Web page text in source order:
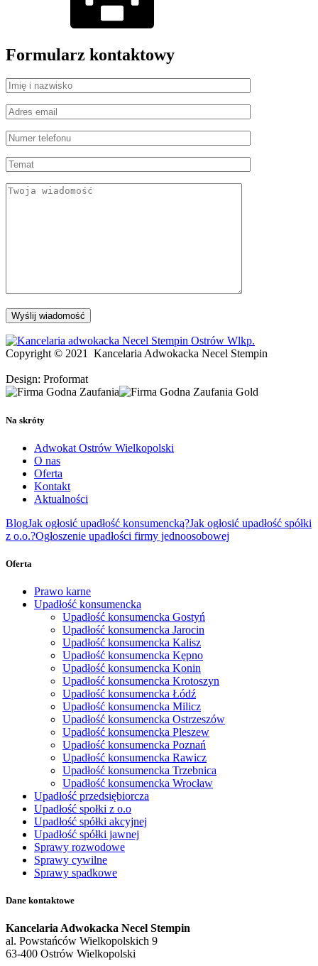
Formularz kontaktowy
Copyright © 2021 Kancelaria Adwokacka Necel Stempin
Design: Proformat
Na skróty
Adwokat Ostrów Wielkopolski
O nas
Oferta
Kontakt
Aktualności
BlogJak ogłosić upadłość konsumencką?Jak ogłosić upadłość spółki
z o.o.?Ogłoszenie upadłości firmy jednoosobowej
Oferta
Prawo karne
Upadłość konsumencka
Upadłość konsumencka Gostyń
Upadłość konsumencka Jarocin
Upadłość konsumencka Kalisz
Upadłość konsumencka Kępno
Upadłość konsumencka Konin
Upadłość konsumencka Krotoszyn
Upadłość konsumencka Łódź
Upadłość konsumencka Milicz
Upadłość konsumencka Ostrzeszów
Upadłość konsumencka Pleszew
Upadłość konsumencka Poznań
Upadłość konsumencka Rawicz
Upadłość konsumencka Trzebnica
Upadłość konsumencka Wrocław
Upadłość przedsiębiorcza
Upadłość społki z o.o
Upadłość spółki akcyjnej
Upadłość spółki jawnej
Sprawy rozwodowe
Sprawy cywilne
Sprawy spadkowe
Dane kontaktowe
Kancelaria Adwokacka Necel Stempin
al. Powstańców Wielkopolskich 9
63-400 Ostrów Wielkopolski